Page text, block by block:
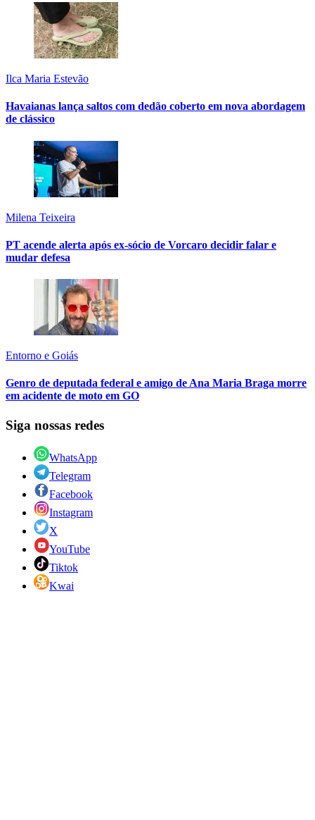
Ilca Maria Estevão
Havaianas lança saltos com dedão coberto em nova abordagem
de clássico
Milena Teixeira
PT acende alerta após ex-sócio de Vorcaro decidir falar e
mudar defesa
Entorno e Goiás
Genro de deputada federal e amigo de Ana Maria Braga morre
em acidente de moto em GO
Siga nossas redes
WhatsApp
Telegram
Facebook
Instagram
X
YouTube
Tiktok
Kwai